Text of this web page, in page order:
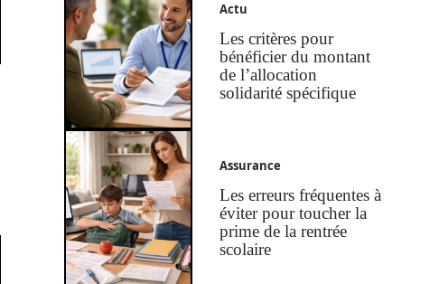
Actu
Les critères pour
bénéficier du montant
de l’allocation
solidarité spécifique
Assurance
Les erreurs fréquentes à
éviter pour toucher la
prime de la rentrée
scolaire